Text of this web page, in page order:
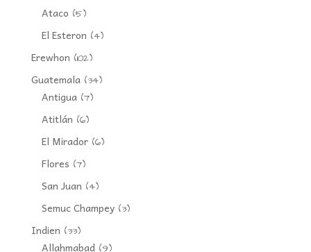
Ataco (5)
El Esteron (4)
Erewhon (102)
Guatemala(34)
Antigua(7)
Atitlán (6)
El Mirador(6)
Flores (7)
San Juan (4)
Semuc Champey(3)
Indien (33)
Allahmabad(9)